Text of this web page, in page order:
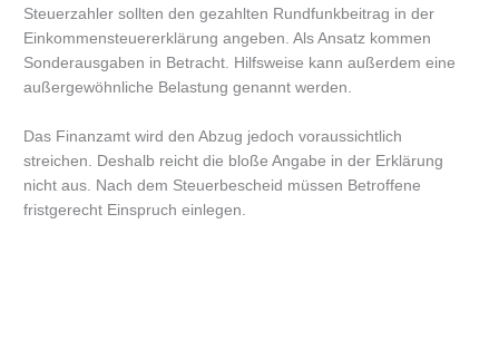
Steuerzahler sollten den gezahlten Rundfunkbeitrag in der
Einkommensteuererklärung angeben. Als Ansatz kommen
Sonderausgaben in Betracht. Hilfsweise kann außerdem eine
außergewöhnliche Belastung genannt werden.
Das Finanzamt wird den Abzug jedoch voraussichtlich
streichen. Deshalb reicht die bloße Angabe in der Erklärung
nicht aus. Nach dem Steuerbescheid müssen Betroffene
fristgerecht Einspruch einlegen.